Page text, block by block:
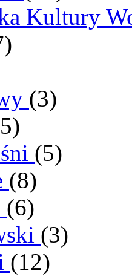
Kultury
(3)
(5)
(8)
(6)
(3)
(12)